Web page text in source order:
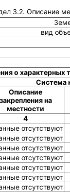
3.2. Описание
вид
о характерных
Система
Описание
закрепления на
местности
4
отсутствуют
отсутствуют
отсутствуют
отсутствуют
отсутствуют
отсутствуют
отсутствуют